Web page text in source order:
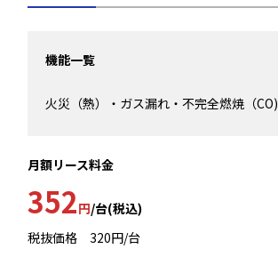
機能一覧
火災（熱）・ガス漏れ・不完全燃焼（CO)
月額リース料金
352円/台(税込)
税抜価格 320円/台